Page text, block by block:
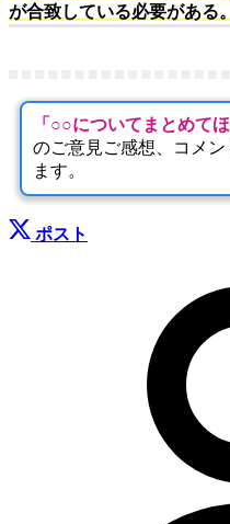
が合致している必要がある。
「○○についてまとめて
のご意見ご感想、コメン
ます。
ポスト